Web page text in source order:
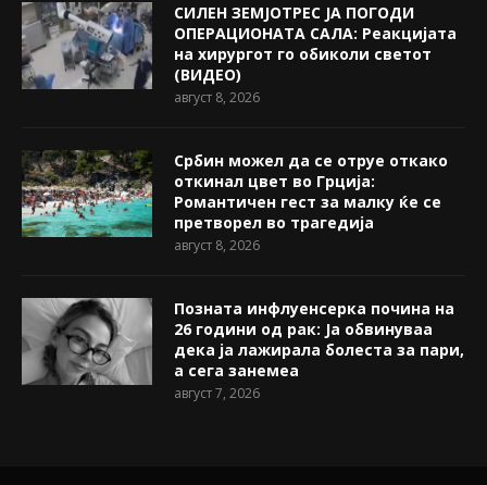
СИЛЕН ЗЕМЈОТРЕС ЈА ПОГОДИ
ОПЕРАЦИОНАТА САЛА: Реакцијата
на хирургот го обиколи светот
(ВИДЕО)
август 8, 2026
Србин можел да се отруе откако
откинал цвет во Грција:
Романтичен гест за малку ќе се
претворел во трагедија
август 8, 2026
Позната инфлуенсерка почина на
26 години од рак: Ја обвинуваа
дека ја лажирала болеста за пари,
а сега занемеа
август 7, 2026